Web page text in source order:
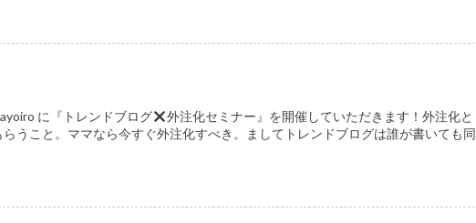
に『トレンドブログ
外注化セミナー』を開催していただきます！外注化と
うこと。ママなら今すぐ外注化すべき。ましてトレンドブログは誰が書いても同